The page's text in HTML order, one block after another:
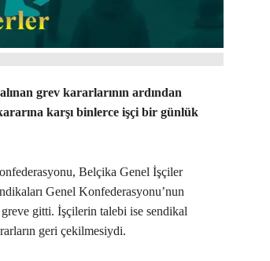
grev kararlarının ardından
karşı binlerce işçi bir günlük
Belçika Genel İşçiler
Genel Konfederasyonu’nun
gitti. İşçilerin talebi ise sendikal
geri çekilmesiydi.